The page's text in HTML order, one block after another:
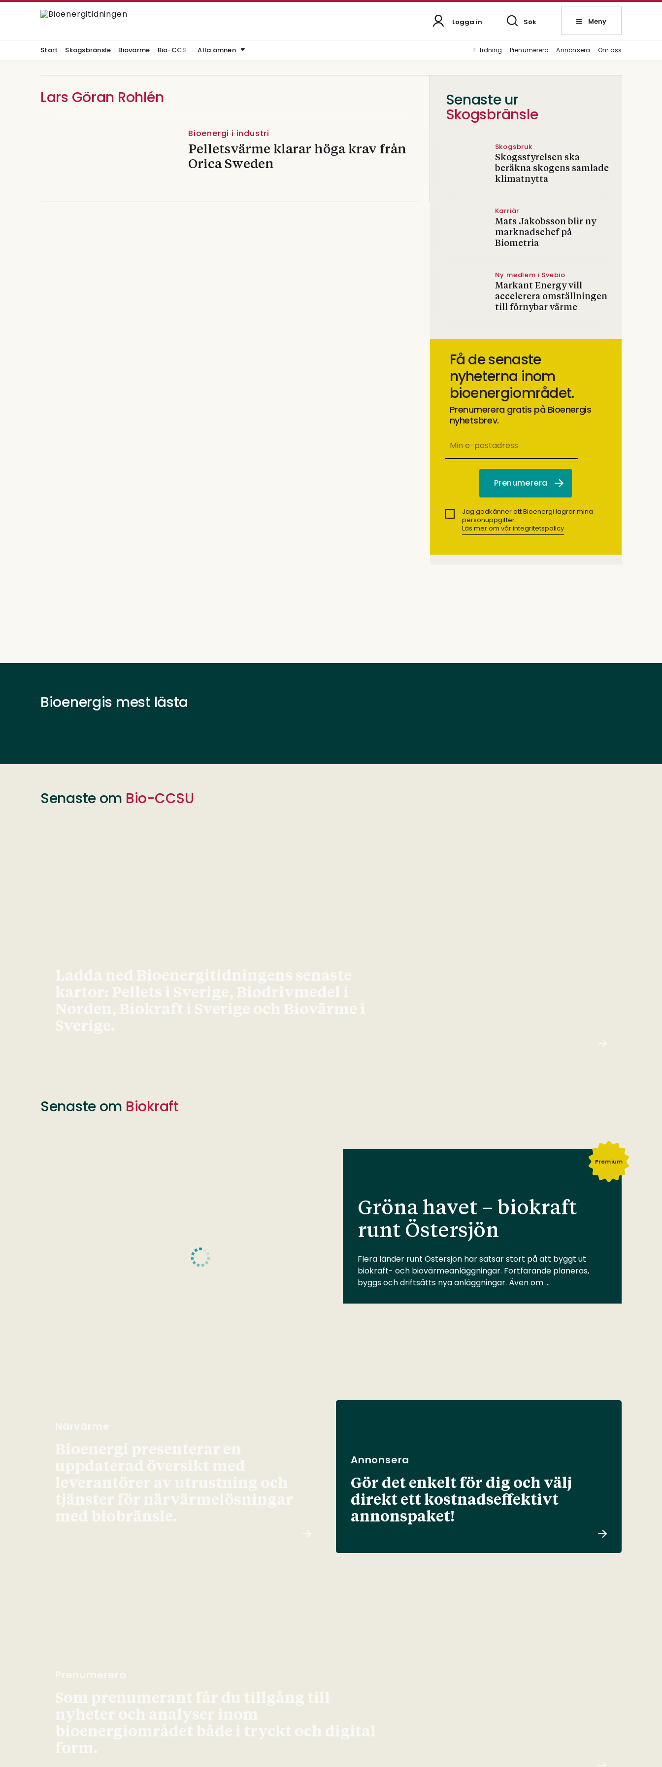
Logga in Sök Meny
Start Skogsbränsle Biovärme Bio-CCS Alla ämnen E-tidning Prenumerera Annonsera Om oss
Lars Göran Rohlén
Bioenergi i industri
Pelletsvärme klarar höga krav från
Orica Sweden
Senaste ur
Skogsbränsle
Skogsbruk
Skogsstyrelsen ska
beräkna skogens samlade
klimatnytta
Karriär
Mats Jakobsson blir ny
marknadschef på
Biometria
Ny medlem i Svebio
Markant Energy vill
accelerera omställningen
till förnybar värme
Få de senaste
nyheterna inom
bioenergiområdet.
Prenumerera gratis på Bioenergis
nyhetsbrev.
Jag godkänner att Bioenergi lagrar mina
personuppgifter.
Läs mer om vår integritetspolicy
Bioenergis mest lästa
Senaste om Bio-CCSU
Ladda ned Bioenergitidningens senaste
kartor: Pellets i Sverige, Biodrivmedel i
Norden, Biokraft i Sverige och Biovärme i
Sverige.
Senaste om Biokraft
Premium
Gröna havet – biokraft
runt Östersjön
Flera länder runt Östersjön har satsar stort på att byggt ut
biokraft- och biovärmeanläggningar. Fortfarande planeras,
byggs och driftsätts nya anläggningar. Även om …
Närvärme
Bioenergi presenterar en
uppdaterad översikt med
leverantörer av utrustning och
tjänster för närvärmelösningar
med biobränsle.
Annonsera
Gör det enkelt för dig och välj
direkt ett kostnadseffektivt
annonspaket!
Prenumerera
Som prenumerant får du tillgång till
nyheter och analyser inom
bioenergiområdet både i tryckt och digital
form.